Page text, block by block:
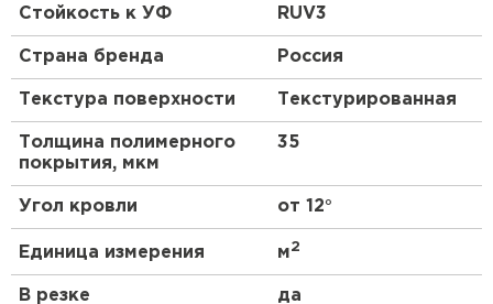
Стойкость к УФ RUV3
Страна бренда Россия
Текстура поверхности Текстурированная
Толщина полимерного
покрытия, мкм
35
Угол кровли от 12°
Единица измерения м2
В резке да